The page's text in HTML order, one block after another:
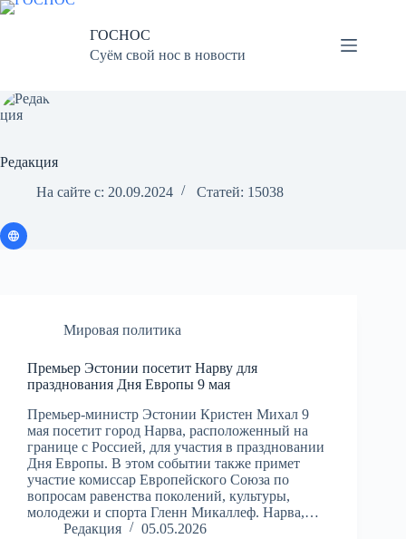
Перейти
ГОСНОС
Суём свой нос в новости
Редакция
На сайте с: 20.09.2024
Статей: 15038
Мировая политика
Премьер Эстонии посетит Нарву для
празднования Дня Европы 9 мая
Премьер-министр Эстонии Кристен Михал 9
мая посетит город Нарва, расположенный на
границе с Россией, для участия в праздновании
Дня Европы. В этом событии также примет
участие комиссар Европейского Союза по
вопросам равенства поколений, культуры,
молодежи и спорта Гленн Микаллеф. Нарва,…
Редакция
05.05.2026